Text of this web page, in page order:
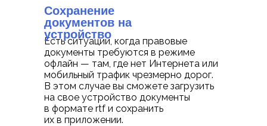
Есть ситуации, когда правовые
документы требуются в режиме
офлайн — там, где нет Интернета или
мобильный трафик чрезмерно дорог.
В этом случае вы сможете загрузить
на свое устройство документы
в формате rtf и сохранить
их в приложении.
Сохранение
документов на
устройство